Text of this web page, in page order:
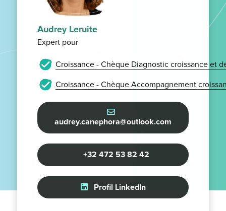
Audrey Leruite
Expert pour
Croissance - Chèque Diagnostic croissance et
Croissance - Chèque Accompagnement
audrey.canephora@outlook.com
+32 472 53 82 42
Profil LinkedIn